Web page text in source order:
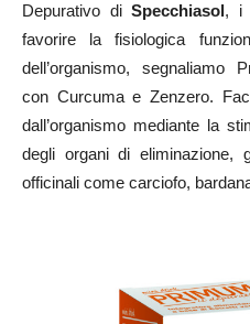
Depurativo diSpecchiasol, i
favorire la fisiologica
dell’organismo, segnaliamo
con Curcuma e Zenzero.
dall’organismo mediante la
degli organi di eliminazione,
officinali come carciofo,